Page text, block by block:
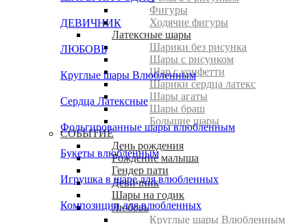
ДЕВИЧНИК
ЛЮБОВЬ
Круглые шары Влюбленным
Сердца Латексные
Фольгированные шары влюбленным
Букеты влюбленным
Игрушка в шаре для влюбленных
Композиции для влюбленных
Фигуры
Ходячие фигуры
Латексные шары
Шарики без рисунка
Шары с рисунком
Шар с конфетти
Шарики сердца латекс
Шары агаты
Шары браш
Большие шары
СОБЫТИЕ
День рождения
Рождение малыша
Гендер пати
Девичник
Шары на годик
Любовь
Круглые шары Влюбленным